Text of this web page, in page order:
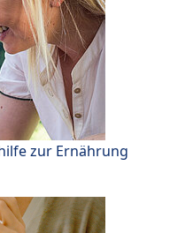
zur Ernährung